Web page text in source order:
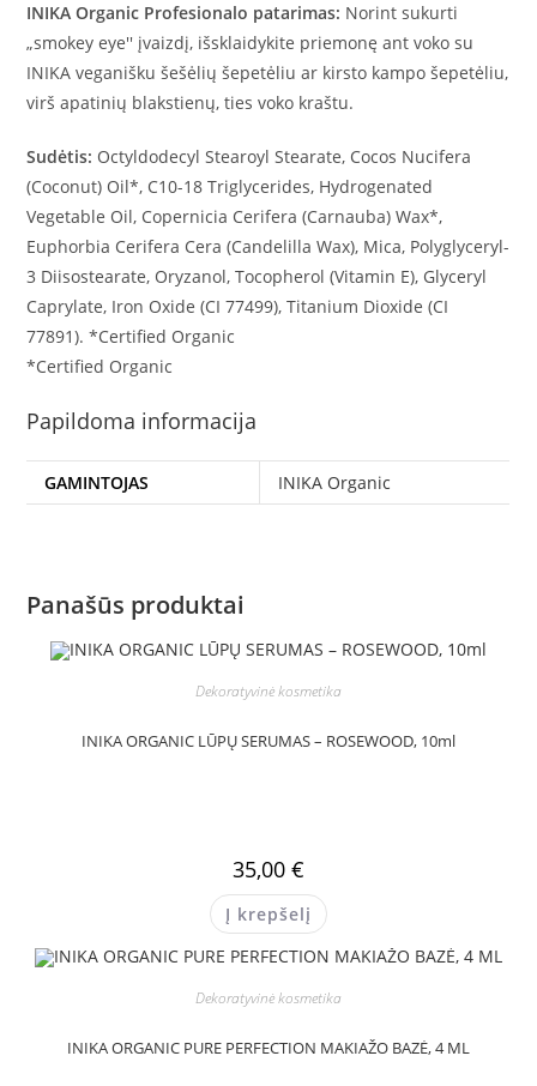
INIKA Organic Profesionalo patarimas: Norint sukurti
„smokey eye'' įvaizdį, išsklaidykite priemonę ant voko su
INIKA veganišku šešėlių šepetėliu ar kirsto kampo šepetėliu,
virš apatinių blakstienų, ties voko kraštu.
Sudėtis: Octyldodecyl Stearoyl Stearate, Cocos Nucifera
(Coconut) Oil*, C10-18 Triglycerides, Hydrogenated
Vegetable Oil, Copernicia Cerifera (Carnauba) Wax*,
Euphorbia Cerifera Cera (Candelilla Wax), Mica, Polyglyceryl-
3 Diisostearate, Oryzanol, Tocopherol (Vitamin E), Glyceryl
Caprylate, Iron Oxide (CI 77499), Titanium Dioxide (CI
77891). *Certified Organic
*Certified Organic
Papildoma informacija
GAMINTOJAS INIKA Organic
Panašūs produktai
Dekoratyvinė kosmetika
INIKA ORGANIC LŪPŲ SERUMAS – ROSEWOOD, 10ml
35,00 €
Į krepšelį
Dekoratyvinė kosmetika
INIKA ORGANIC PURE PERFECTION MAKIAŽO BAZĖ, 4 ML